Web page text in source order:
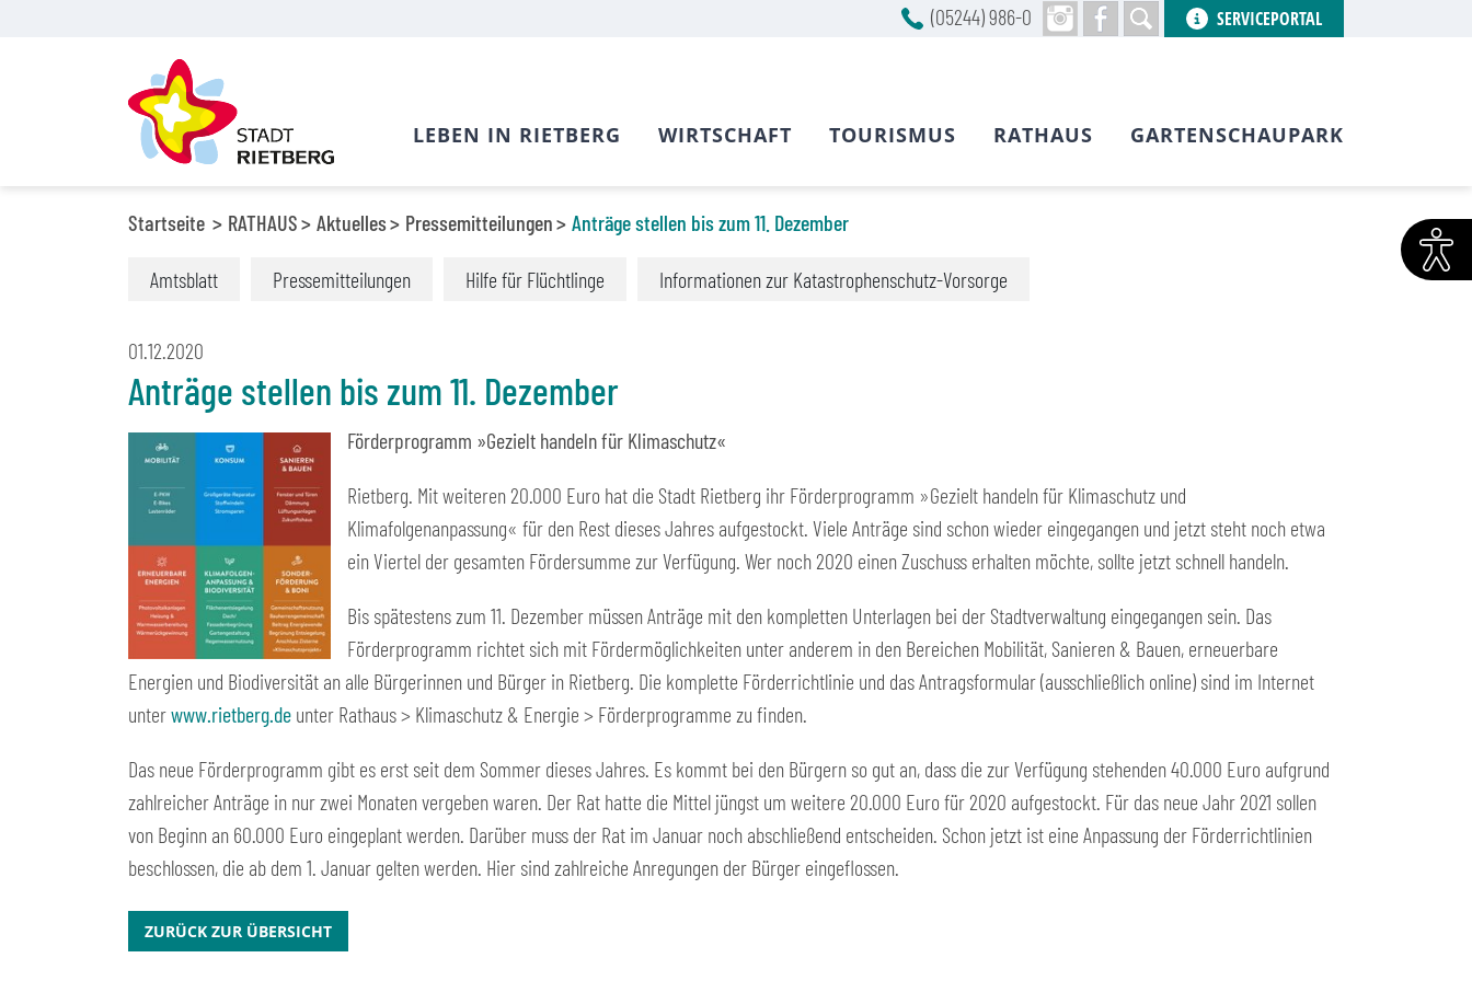
Startseite RATHAUS Aktuelles Pressemitteilungen Anträge stellen bis zum 11. Dezember
Amtsblatt Pressemitteilungen Hilfe für Flüchtlinge Informationen zur Katastrophenschutz-Vorsorge
01.12.2020
Anträge stellen bis zum 11. Dezember
Förderprogramm »Gezielt handeln für Klimaschutz«
Rietberg. Mit weiteren 20.000 Euro hat die Stadt Rietberg ihr Förderprogramm »Gezielt handeln für Klimaschutz und
Klimafolgenanpassung« für den Rest dieses Jahres aufgestockt. Viele Anträge sind schon wieder eingegangen und jetzt steht noch etwa
ein Viertel der gesamten Fördersumme zur Verfügung. Wer noch 2020 einen Zuschuss erhalten möchte, sollte jetzt schnell handeln.
Bis spätestens zum 11. Dezember müssen Anträge mit den kompletten Unterlagen bei der Stadtverwaltung eingegangen sein. Das
Förderprogramm richtet sich mit Fördermöglichkeiten unter anderem in den Bereichen Mobilität, Sanieren & Bauen, erneuerbare
Energien und Biodiversität an alle Bürgerinnen und Bürger in Rietberg. Die komplette Förderrichtlinie und das Antragsformular (ausschließlich online) sind im Internet
unterwww.rietberg.de unter Rathaus > Klimaschutz & Energie > Förderprogramme zu finden.
Das neue Förderprogramm gibt es erst seit dem Sommer dieses Jahres. Es kommt bei den Bürgern so gut an, dass die zur Verfügung stehenden 40.000 Euro aufgrund
zahlreicher Anträge in nur zwei Monaten vergeben waren. Der Rat hatte die Mittel jüngst um weitere 20.000 Euro für 2020 aufgestockt. Für das neue Jahr 2021 sollen
von Beginn an 60.000 Euro eingeplant werden. Darüber muss der Rat im Januar noch abschließend entscheiden. Schon jetzt ist eine Anpassung der Förderrichtlinien
beschlossen, die ab dem 1. Januar gelten werden. Hier sind zahlreiche Anregungen der Bürger eingeflossen.
ZURÜCK ZUR ÜBERSICHT
(05244) 986-0 SERVICEPORTAL
LEBEN IN RIETBERG WIRTSCHAFT TOURISMUS RATHAUS GARTENSCHAUPARK